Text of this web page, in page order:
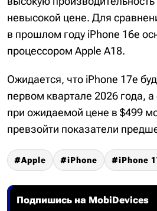
невысокой цене. Для
в прошлом году iPhone 16e
процессором Apple A18.
Ожидается, что iPhone 17e
первом квартале 2026 года,
при ожидаемой цене в $499
превзойти показатели
Apple iPhone iPhone
Подпишись на MobiDevices